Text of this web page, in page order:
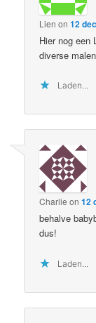
Lien on12
Hier nog een
diverse
Laden...
Charlie on12
behalve
dus!
Laden...